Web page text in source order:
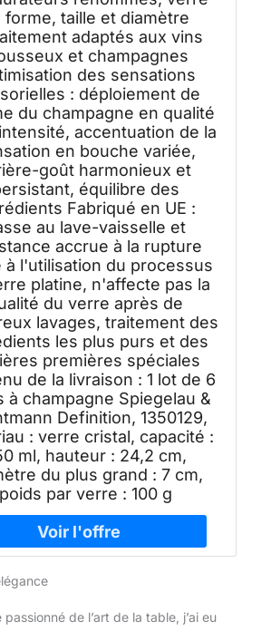
forme, taille et diamètre
adaptés aux vins
et champagnes
des sensations
: déploiement de
du champagne en qualité
accentuation de la
en bouche variée,
goût harmonieux et
équilibre des
Fabriqué en UE :
au lave-vaisselle et
accrue à la rupture
à l'utilisation du processus
platine, n'affecte pas la
du verre après de
lavages, traitement des
les plus purs et des
premières spéciales
de la livraison : 1 lot de 6
à champagne Spiegelau &
Definition, 1350129,
: verre cristal, capacité :
ml, hauteur : 24,2 cm,
du plus grand : 7 cm,
poids par verre : 100 g
passionné de l’art de la table, j’ai eu